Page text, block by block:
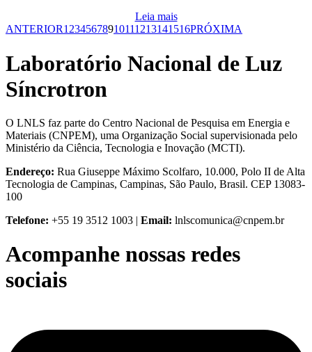
Leia mais
ANTERIOR1 2345678910111213141516PRÓXIMA
Laboratório Nacional de Luz
Síncrotron
O LNLS faz parte do Centro Nacional de Pesquisa em Energia e
Materiais (CNPEM), uma Organização Social supervisionada pelo
Ministério da Ciência, Tecnologia e Inovação (MCTI).
Endereço: Rua Giuseppe Máximo Scolfaro, 10.000, Polo II de Alta
Tecnologia de Campinas, Campinas, São Paulo, Brasil. CEP 13083-
100
Telefone: +55 19 3512 1003 | Email: lnlscomunica@cnpem.br
Acompanhe nossas redes
sociais